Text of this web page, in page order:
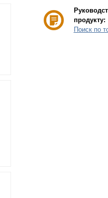
продукту:
Поиск по